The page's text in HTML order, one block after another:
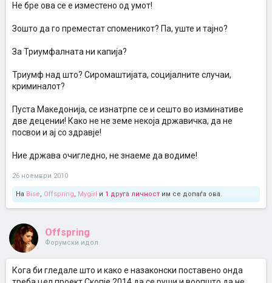
Не бре ова се е изместено од умот!
Зошто да го преместат споменикот? Па, уште и тајно?
За Триумфалната ни капија?
Триумф над што? Сиромаштијата, социјалните случаи,
криминалот?
Пуста Македонија, се изнатрпе се и сешто во изминативе
две децении! Како не не земе некоја државичка, да не
посвои и ај со здравје!
Ние држава очигледно, не знаеме да водиме!
26 ноември 2010
На Bise, Offspring, Mygirl и 1 друга личност им се допаѓа ова.
Offspring
Форумски идол
Кога би гледале што и како е назаконски поставено онда